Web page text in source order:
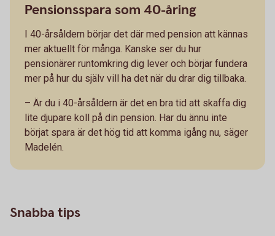
Pensionsspara som 40-åring
I 40-årsåldern börjar det där med pension att kännas
mer aktuellt för många. Kanske ser du hur
pensionärer runtomkring dig lever och börjar fundera
mer på hur du själv vill ha det när du drar dig tillbaka.
– Är du i 40-årsåldern är det en bra tid att skaffa dig
lite djupare koll på din pension. Har du ännu inte
börjat spara är det hög tid att komma igång nu, säger
Madelén.
Snabba tips